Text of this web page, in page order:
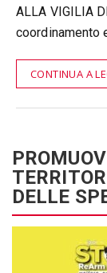
ALLA VIGILIA
coordinamento
CONTINUA A
DELLE